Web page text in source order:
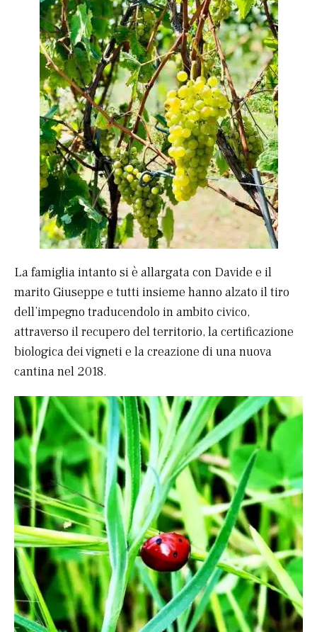
La famiglia intanto si è allargata con Davide e il
marito Giuseppe e tutti insieme hanno alzato il tiro
dell’impegno traducendolo in ambito civico,
attraverso il recupero del territorio, la certificazione
biologica dei vigneti e la creazione di una nuova
cantina nel 2018.